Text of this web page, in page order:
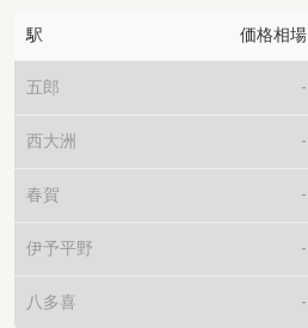
駅 価格相場
五郎 -
西大洲 -
春賀 -
伊予平野 -
八多喜 -